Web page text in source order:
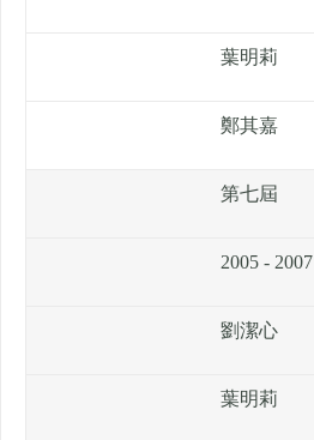
葉明莉
鄭其嘉
第七屆
2005 - 2007
劉潔心
葉明莉